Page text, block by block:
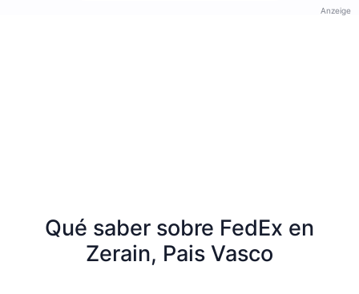
Anzeige
Qué saber sobre FedEx en
Zerain, Pais Vasco